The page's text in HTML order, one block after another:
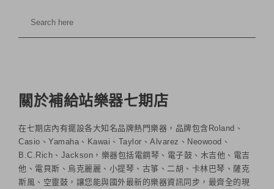
關於補給站樂器七期店
在七期店內有擺設各大知名品牌熱門樂器，品牌包含Roland、
Casio、Yamaha、Kawai、Taylor、Alvarez、Neowood、
B.C.Rich、Jackson，樂器包括電鋼琴、電子鼓、木吉他、電吉
他、電貝斯、烏克麗麗、小提琴、古箏、二胡、卡林巴琴、薩克
斯風、空靈鼓，讓您能與國外最新的樂器資訊同步，最齊全的現